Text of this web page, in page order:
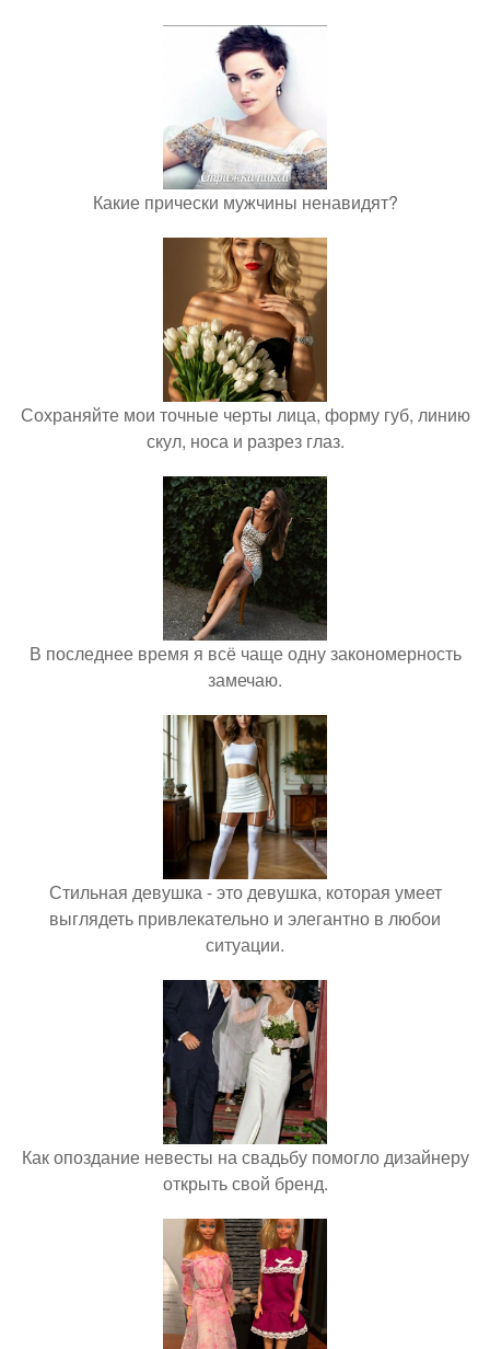
Какие прически мужчины ненавидят?
Сохраняйте мои точные черты лица, форму губ, линию
скул, носа и разрез глаз.
В последнее время я всё чаще одну закономерность
замечаю.
Стильная девушка - это девушка, которая умеет
выглядеть привлекательно и элегантно в любои
ситуации.
Как опоздание невесты на свадьбу помогло дизайнеру
открыть свой бренд.